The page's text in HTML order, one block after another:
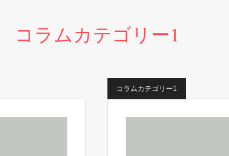
コラムカテゴリー1
コラムカテゴリー1